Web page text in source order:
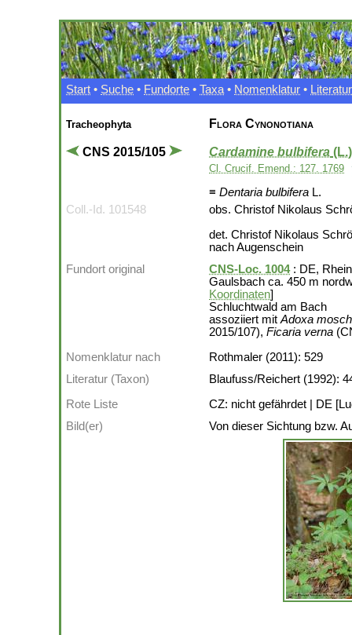
Start • Suche • Fundorte • Taxa • Nomenklatur • Literatur
Tracheophyta
CNS 2015/105
Flora Cynonotiana
Cardamine bulbifera
Cl. Crucif. Emend.: 127. 1769
≡ Dentaria bulbifera L.
Coll.-Id. 101548
obs. Christof Nikolaus
det. Christof Nikolaus
nach Augenschein
Fundort original
CNS-Loc. 1004: DE,
Gaulsbach ca. 450 m
Koordinaten]
Schluchtwald am Bach
assoziiert mit Adoxa
2015/107), Ficaria verna
Nomenklatur nach
Rothmaler (2011): 529
Literatur (Taxon)
Blaufuss/Reichert (1992):
Rote Liste
CZ: nicht gefährdet | DE
Bild(er)
Von dieser Sichtung bzw.